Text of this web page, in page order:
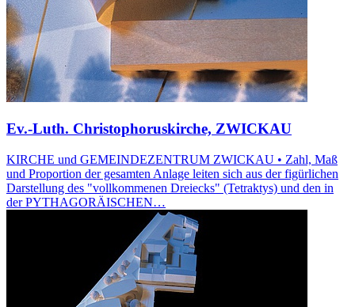
Ev.-Luth. Christophoruskirche, ZWICKAU
KIRCHE und GEMEINDEZENTRUM ZWICKAU • Zahl, Maß
und Proportion der gesamten Anlage leiten sich aus der figürlichen
Darstellung des "vollkommenen Dreiecks" (Tetraktys) und den in
der PYTHAGORÄISCHEN…